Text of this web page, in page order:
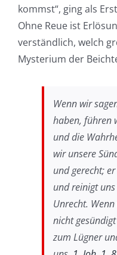
kommst“, ging als
Ohne Reue ist
verständlich, welch
Mysterium der
Wenn wir
haben, führen
und die
wir unsere
und gerecht;
und reinigt
Unrecht.
nicht
zum Lügner